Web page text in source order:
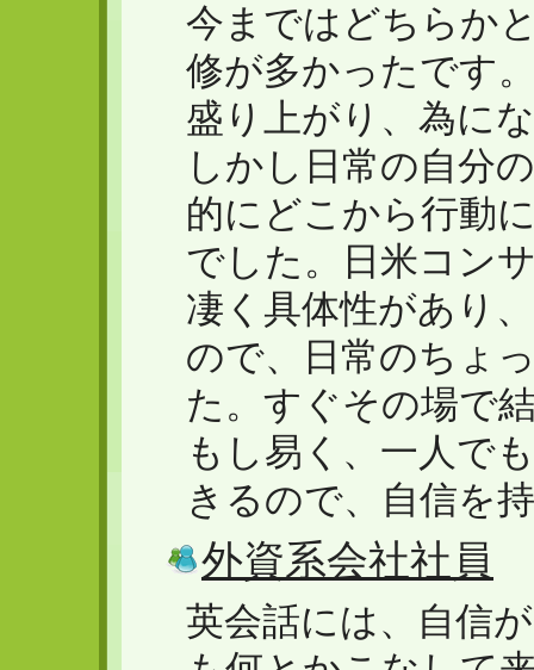
今まではどちらか
修が多かったです
盛り上がり、為に
しかし日常の自分
的にどこから行動
でした。日米コン
凄く具体性があり
ので、日常のちょ
た。すぐその場で
もし易く、一人で
きるので、自信を
外資系会社社員
英会話には、自信